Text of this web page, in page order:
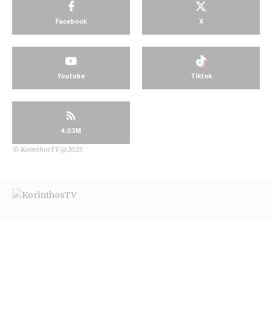
Facebook X
Youtube Tiktok
4.03M
© KorinthosTV @2025